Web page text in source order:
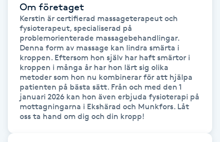
Gelenaglar
Gellack
Gellack med förstärkning
Gravidmassage
Gravidyoga
Om företaget
Kerstin är certifierad massageterapeut och
fysioterapeut, specialiserad på
problemorienterade massagebehandlingar.
Denna form av massage kan lindra smärta i
kroppen. Eftersom hon själv har haft smärtor i
kroppen i många år har hon lärt sig olika
metoder som hon nu kombinerar för att hjälpa
patienten på bästa sätt. Från och med den 1
januari 2026 kan hon även erbjuda fysioterapi på
mottagningarna i Ekshärad och Munkfors. Låt
oss ta hand om dig och din kropp!